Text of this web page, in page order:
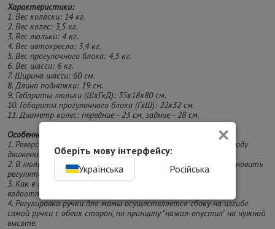
Характеристики:
1. Вес коляски: 14 кг.
2. Вес колес: 3,5 кг.
3. Вес люльки: 4 кг.
4. Вес автокресла: 3,4 кг.
5. Вес прогулочного блока: 4,3 кг.
6. Вес шасси: 6 кг.
7. Ширина шасси: 60 см.
8. Длина подножки: 19 см.
9. Габариты люльки (ШхГхД): 35х18х80 см.
10. Габариты прогулочного блока (ГхШ): 22х32 см.
11. Диаметр колес: передние - 23 см, задние - 28 см.
Особенности:
1. Реверсивная установка – выбирайте положение блока по ходу
движения или лицом к маме.
2. В люльке регулируется подголовник, который можно установить
регулятором в любое удобное положение для малыша.
3. Как в люльке, так и в прогулочном блоке – вся ткань
водоотталкивающая.
4. Регулировка ручки для мамы осуществляется сбоку на изгибе
самой ручки с обеих сторон, по принципу "нажал-опустил" на нужной
высоте.
×
Оберіть мову інтерфейсу:
Українська
Російська